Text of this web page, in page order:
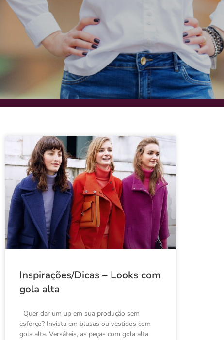
Inspirações/Dicas – Looks com
gola alta
Quer dar um up em sua produção sem
esforço? Invista em blusas ou vestidos com
gola alta. Versáteis, as peças com gola alta